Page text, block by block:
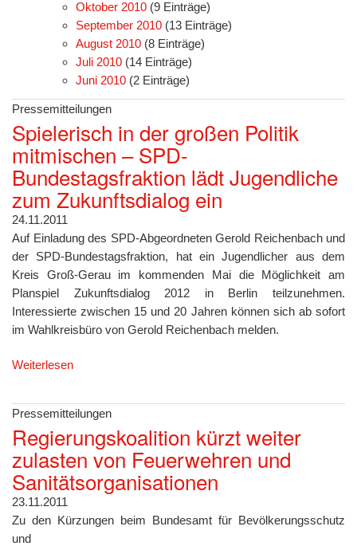
Oktober 2010 (9 Einträge)
September 2010 (13 Einträge)
August 2010 (8 Einträge)
Juli 2010 (14 Einträge)
Juni 2010 (2 Einträge)
Pressemitteilungen
Spielerisch in der großen Politik
mitmischen – SPD-
Bundestagsfraktion lädt Jugendliche
zum Zukunftsdialog ein
24.11.2011
Auf Einladung des SPD-Abgeordneten Gerold Reichenbach und
der SPD-Bundestagsfraktion, hat ein Jugendlicher aus dem
Kreis Groß-Gerau im kommenden Mai die Möglichkeit am
Planspiel Zukunftsdialog 2012 in Berlin teilzunehmen.
Interessierte zwischen 15 und 20 Jahren können sich ab sofort
im Wahlkreisbüro von Gerold Reichenbach melden.
Weiterlesen
Pressemitteilungen
Regierungskoalition kürzt weiter
zulasten von Feuerwehren und
Sanitätsorganisationen
23.11.2011
Zu den Kürzungen beim Bundesamt für Bevölkerungsschutz
und